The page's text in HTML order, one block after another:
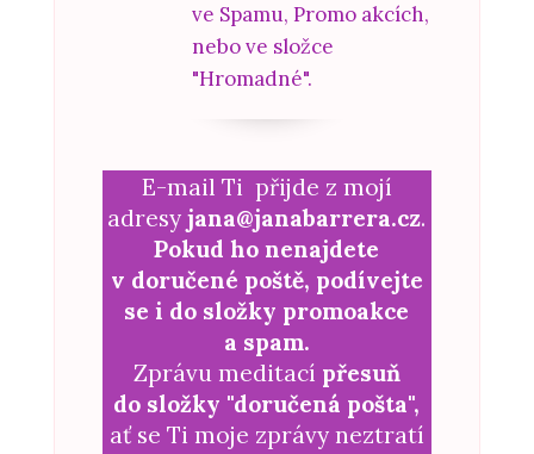
ve Spamu, Promo akcích,
nebo ve složce
"Hromadné".
E-mail Ti přijde z mojí
adresyjana@janabarrera.cz.
Pokud ho nenajdete
v doručené poště, podívejte
se i do složky promoakce
a spam.
Zprávu meditací přesuň
do složky "doručená pošta",
ať se Ti moje zprávy neztratí